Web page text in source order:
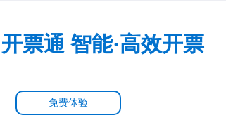
票通 智能·高效开票
免费体验